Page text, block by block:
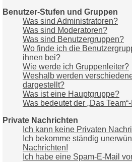
Benutzer-Stufen und Gruppen
Was sind Administratoren?
Was sind Moderatoren?
Was sind Benutzergruppen?
Wo finde ich die
ihnen bei?
Wie werde ich Gruppenleiter?
Weshalb werden
dargestellt?
Was ist eine Hauptgruppe?
Was bedeutet der „Das
Private Nachrichten
Ich kann keine Privaten
Ich bekomme ständig
Nachrichten!
Ich habe eine Spam-E-Mail